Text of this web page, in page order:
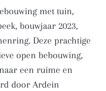
met tuin,
bouwjaar 2023,
Deze prachtige
open bebouwing,
een ruime en
door Ardein